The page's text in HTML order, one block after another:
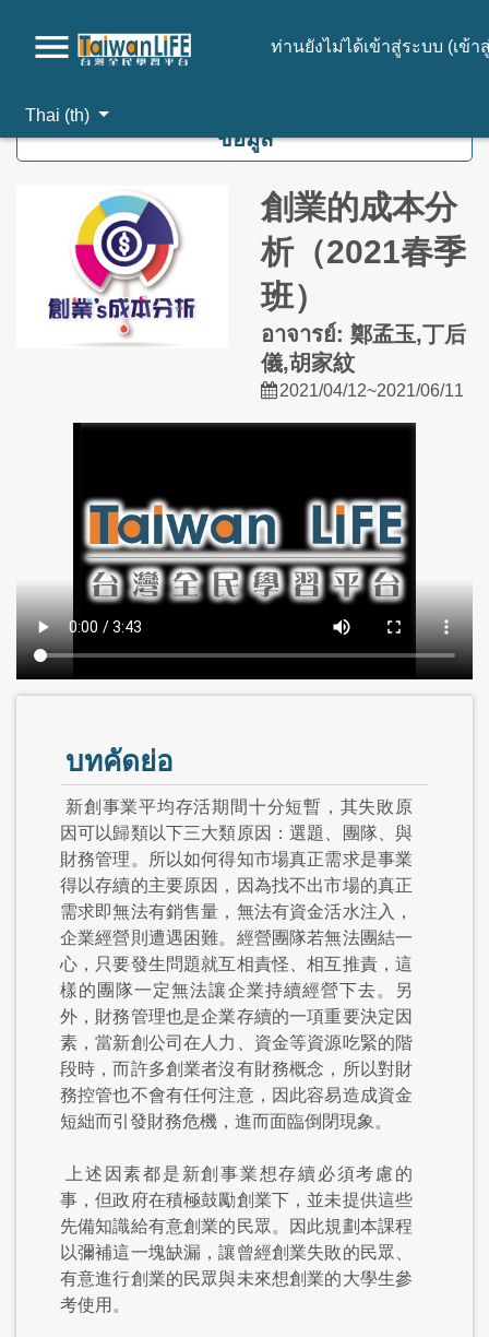
ท่านยังไม่ได้เข้าสู่ระบบ (เข้า
Thai ‎(th)‎
ข้อมูล
創業的成本分
析（2021春季
班）
อาจารย์: 鄭孟玉,丁后
儀,胡家紋
2021/04/12~2021/06/11
บทคัดย่อ
新創事業平均存活期間十分短暫，其失敗原
因可以歸類以下三大類原因：選題、團隊、與
財務管理。所以如何得知市場真正需求是事業
得以存續的主要原因，因為找不出市場的真正
需求即無法有銷售量，無法有資金活水注入，
企業經營則遭遇困難。經營團隊若無法團結一
心，只要發生問題就互相責怪、相互推責，這
樣的團隊一定無法讓企業持續經營下去。另
外，財務管理也是企業存續的一項重要決定因
素，當新創公司在人力、資金等資源吃緊的階
段時，而許多創業者沒有財務概念，所以對財
務控管也不會有任何注意，因此容易造成資金
短絀而引發財務危機，進而面臨倒閉現象。
上述因素都是新創事業想存續必須考慮的
事，但政府在積極鼓勵創業下，並未提供這些
先備知識給有意創業的民眾。因此規劃本課程
以彌補這一塊缺漏，讓曾經創業失敗的民眾、
有意進行創業的民眾與未來想創業的大學生參
考使用。